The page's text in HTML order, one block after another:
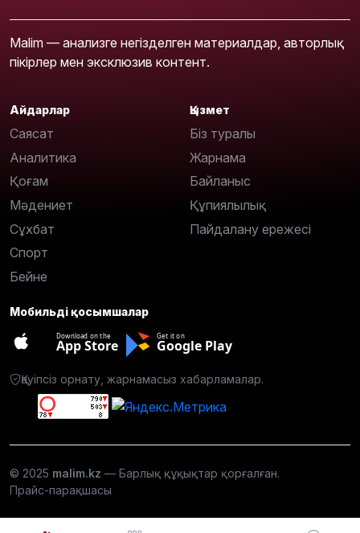
Malim — анализге негізделген материалдар, авторлық
пікірлер мен эксклюзив контент.
Айдарлар
Саясат
Аналитика
Қоғам
Мәдениет
Сұхбат
Спорт
Бейне
Қызмет
Біз туралы
Жарнама
Байланыс
Құпиялылық
Пайдалану ережесі
Мобильді қосымшалар
Download on the
App Store
Get it on
Google Play
Қауіпсіз орнату, жарнамасыз хабарламалар.
© 2025 malim.kz — Барлық құқықтар қорғалған.
Прайс-парақшасы